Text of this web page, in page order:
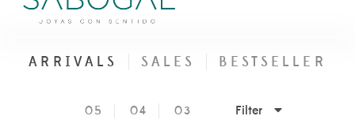
ARRIVALS SALES BESTSELLER
05 04 03 Filter